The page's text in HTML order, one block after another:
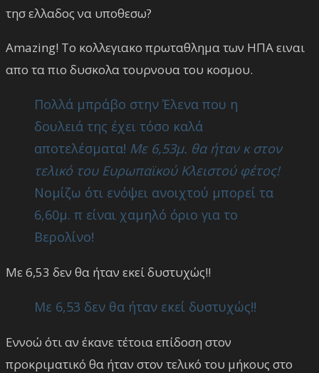
τησ ελλαδος να υποθεσω?
Amazing! Το κολλεγιακο πρωταθλημα των ΗΠΑ ειναι
απο τα πιο δυσκολα τουρνουα του κοσμου.
Πολλά μπράβο στην Έλενα που η
δουλειά της έχει τόσο καλά
αποτελέσματα! Με 6,53μ. θα ήταν κ στον
τελικό του Ευρωπαϊκού Κλειστού φέτος!
Νομίζω ότι ενόψει ανοιχτού μπορεί τα
6,60μ. π είναι χαμηλό όριο για το
Βερολίνο!
Mε 6,53 δεν θα ήταν εκεί δυστυχώς!!
Mε 6,53 δεν θα ήταν εκεί δυστυχώς!!
Εννοώ ότι αν έκανε τέτοια επίδοση στον
προκριματικό θα ήταν στον τελικό του μήκους στο